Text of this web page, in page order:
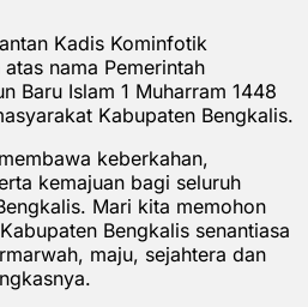
Kadis Kominfotik
nama Pemerintah
Baru Islam 1 Muharram 1448
Kabupaten Bengkalis.
keberkahan,
kemajuan bagi seluruh
Mari kita memohon
Bengkalis senantiasa
maju, sejahtera dan